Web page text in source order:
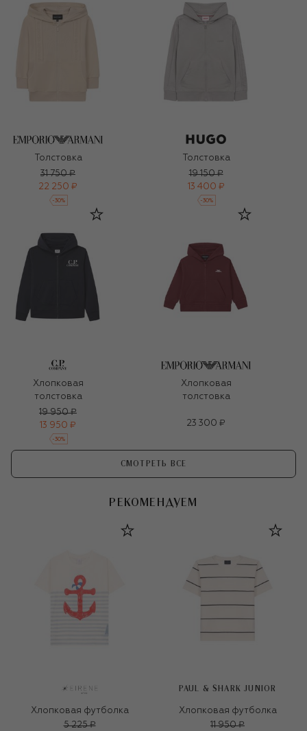
Толстовка
31 750 ₽
22 250 ₽
-30%
Толстовка
19 150 ₽
13 400 ₽
-30%
Хлопковая
толстовка
19 950 ₽
13 950 ₽
-30%
Хлопковая
толстовка
23 300 ₽
СМОТРЕТЬ ВСЕ
РЕКОМЕНДУЕМ
Хлопковая футболка
5 225 ₽
PAUL & SHARK JUNIOR
Хлопковая футболка
11 950 ₽